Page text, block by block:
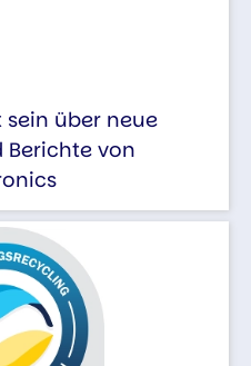
über neue
Berichte von